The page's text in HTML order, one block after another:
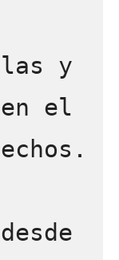
y
el